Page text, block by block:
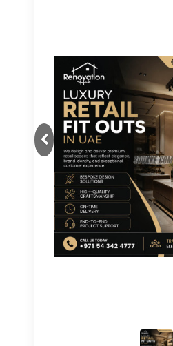
Next